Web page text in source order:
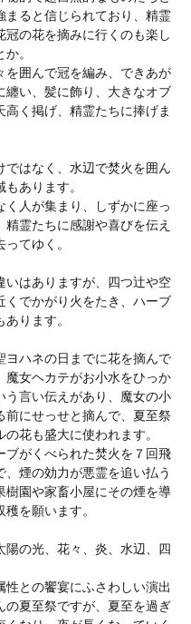
まると信じられており、精霊
冠の花を摘みに行くのも楽し
。
を囲んで冠を編み、できあが
纏い、髪に飾り、大きなオブ
高く掲げ、精霊たちに捧げま
ではなく、水辺で焚火を囲ん
あります。
く人が集まり、しずかに座っ
精霊たちに感謝や喜びを伝え
てゆく。
いはありますが、四つ辻や空
くでかがり火をたき、ハーブ
ります。
ヨハネの日までに花を摘んで
魔女ヘカテがお小水をひっか
う言い伝えがあり、魔女の小
前にせっせと摘んで、夏至祭
の花も盛大に使われます。
ブがくべられた焚火を７回飛
、煙の効力が悪霊を追い払う
樹園や家畜小屋にその煙を導
を願います。
陽の光、花々、炎、水辺、四
性との饗宴にふさわしい演出
の夏至祭ですが、夏至を過ぎ